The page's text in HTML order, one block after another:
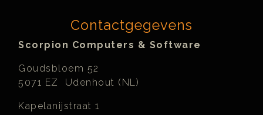
Contactgegevens
Scorpion Computers & Software
Goudsbloem 52
5071 EZ Udenhout (NL)
Kapelanijstraat 1